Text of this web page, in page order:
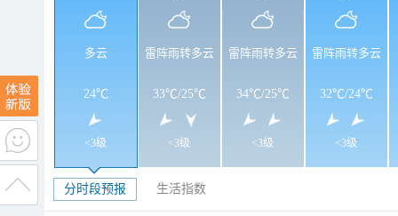
多云
24℃
<3级
雷阵雨转多云
33℃/25℃
<3级
雷阵雨转多云
34℃/25℃
<3级
雷阵雨转多云
32℃/24℃
<3级
分时段预报 生活指数